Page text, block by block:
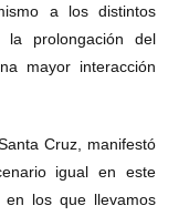
a los distintos
la prolongación del
mayor interacción
Cruz, manifestó
igual en este
los que llevamos